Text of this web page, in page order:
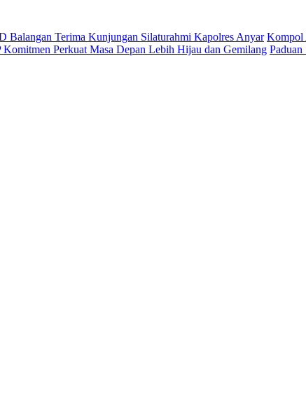
Balangan Terima Kunjungan Silaturahmi Kapolres Anyar Kompol
Perkuat Masa Depan Lebih Hijau dan Gemilang